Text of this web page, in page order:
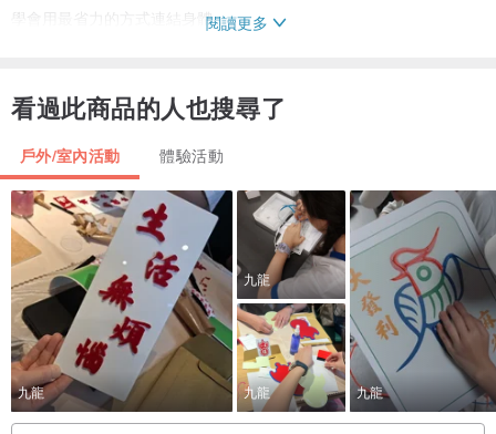
學會用最省力的方式連結身體，
你會重新成為身體的主人，
開始感受到內在的力量，
真正在生活中實踐你內心想做的事，完成的夢想！
＊至平至常 即是至神至奇
閱讀更多
看過此商品的人也搜尋了
戶外/室內活動 體驗活動
九龍
九龍
九龍 九龍